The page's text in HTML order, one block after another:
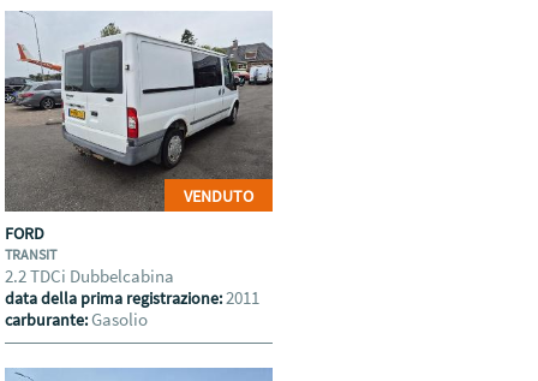
VENDUTO
FORD
TRANSIT
2.2 TDCi Dubbelcabina
data della prima registrazione:2011
carburante:Gasolio